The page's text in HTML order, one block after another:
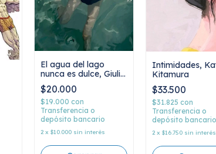
El agua del lago
nunca es dulce, Giulia
Caminito
$20.000
$19.000 con
Transferencia o
depósito bancario
2 x $10.000 sin interés
Intimidades,
Kitamura
$33.500
$31.825 con
Transferencia o
depósito bancario
2 x $16.750 sin interés